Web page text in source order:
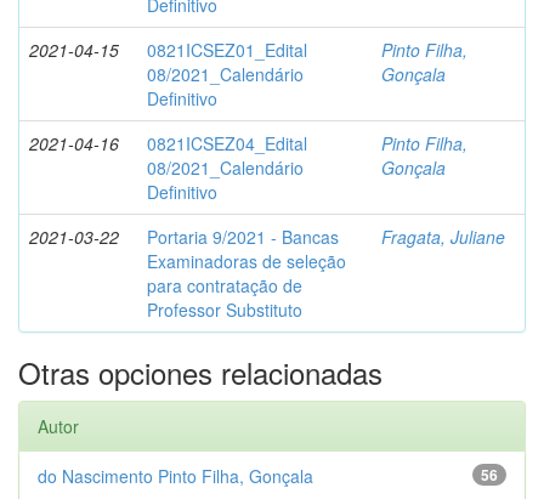
Definitivo
2021-04-15
0821ICSEZ01_Edital
08/2021_Calendário
Definitivo
Pinto Filha,
Gonçala
2021-04-16
0821ICSEZ04_Edital
08/2021_Calendário
Definitivo
Pinto Filha,
Gonçala
2021-03-22
Portaria 9/2021 - Bancas
Examinadoras de seleção
para contratação de
Professor Substituto
Fragata, Juliane
Otras opciones relacionadas
Autor
56
do Nascimento Pinto Filha, Gonçala